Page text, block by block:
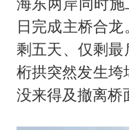
日完成主桥合
剩五天、仅剩
桁拱突然发生垮
没来得及撤离桥